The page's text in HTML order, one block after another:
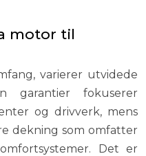
motor til
varierer utvidede
garantier fokuserer
og drivverk, mens
dekning som omfatter
Det er